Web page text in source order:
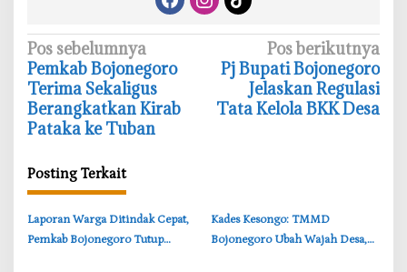
N
a
v
i
a
i
Pos sebelumnya
Pemkab Bojonegoro
Terima Sekaligus
Berangkatkan Kirab
Pataka ke Tuban
Pos berikutnya
Pj Bupati Bojonegoro
Jelaskan Regulasi
Tata Kelola BKK Desa
Posting Terkait
‎Laporan Warga Ditindak Cepat,
Pemkab Bojonegoro Tutup
‎Kades Kesongo: TMMD
Bojonegoro Ubah Wajah Desa,